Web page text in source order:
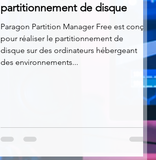
partitionnement de disque
Paragon Partition Manager Free est conçu
pour réaliser le partitionnement de
disque sur des ordinateurs hébergeant
des environnements...